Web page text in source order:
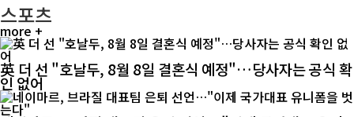
스포츠
more +
英 더 선 "호날두, 8월 8일 결혼식 예정"…당사자는 공식 확
인 없어